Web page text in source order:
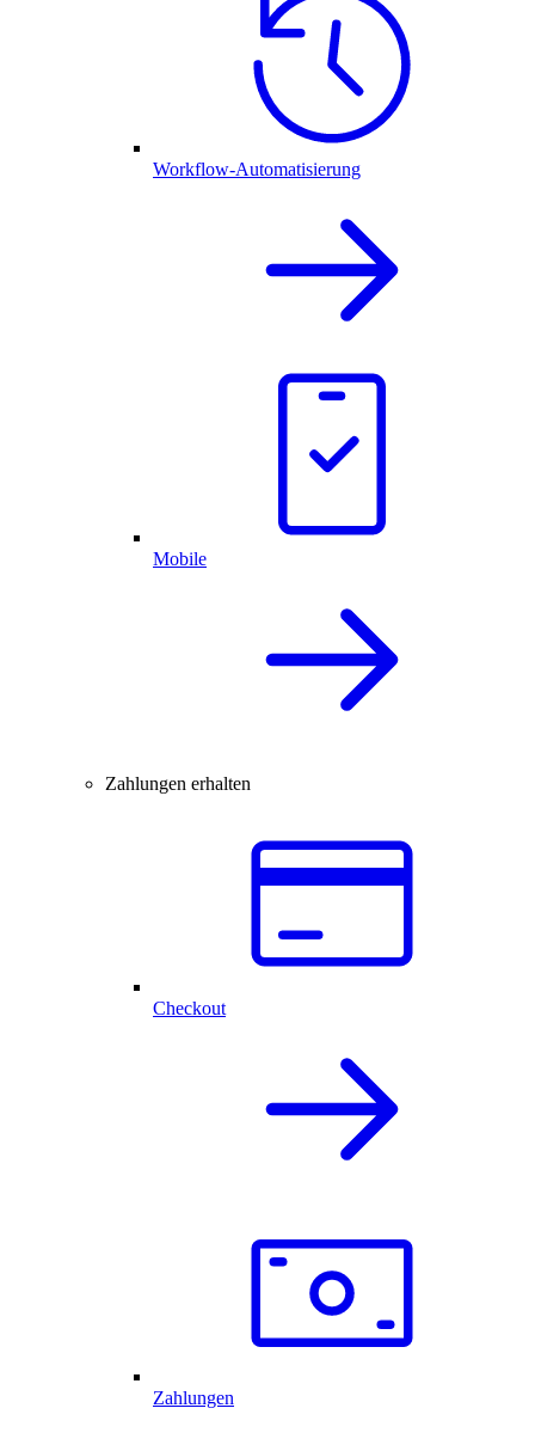
Workflow-Automatisierung
Mobile
Zahlungen erhalten
Checkout
Zahlungen